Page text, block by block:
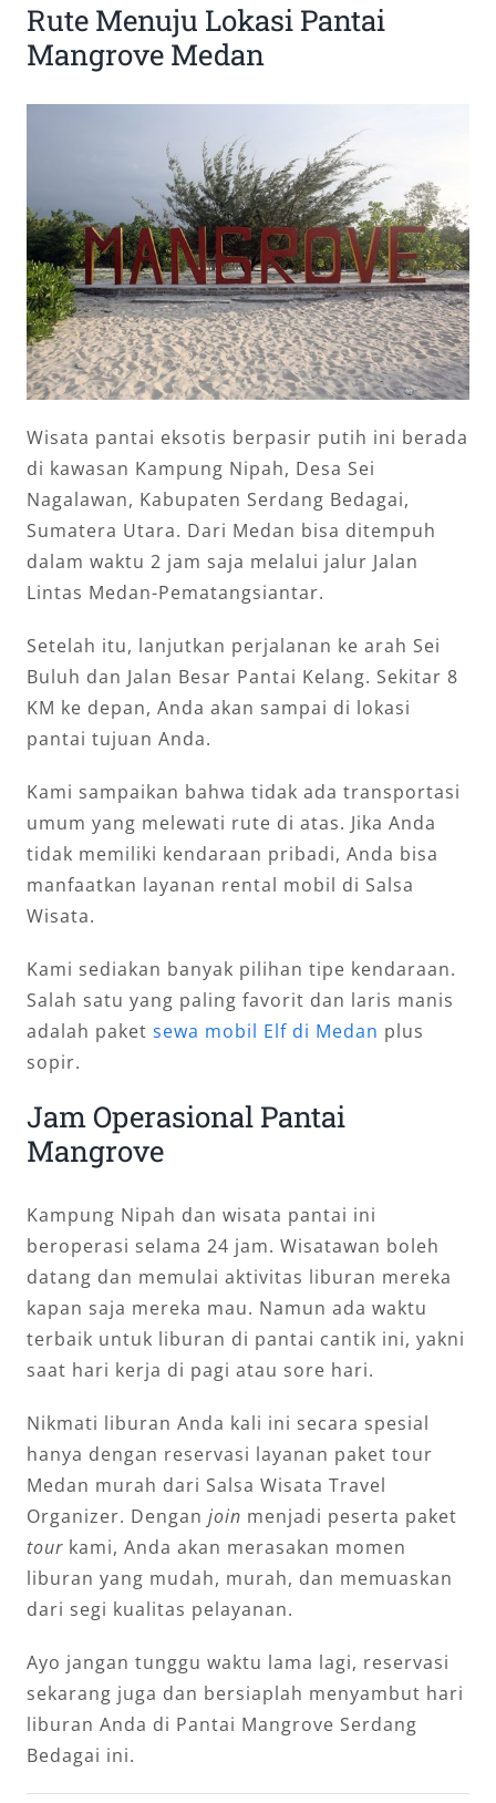
Rute Menuju Lokasi Pantai
Mangrove Medan
Wisata pantai eksotis berpasir putih ini berada
di kawasan Kampung Nipah, Desa Sei
Nagalawan, Kabupaten Serdang Bedagai,
Sumatera Utara. Dari Medan bisa ditempuh
dalam waktu 2 jam saja melalui jalur Jalan
Lintas Medan-Pematangsiantar.
Setelah itu, lanjutkan perjalanan ke arah Sei
Buluh dan Jalan Besar Pantai Kelang. Sekitar 8
KM ke depan, Anda akan sampai di lokasi
pantai tujuan Anda.
Kami sampaikan bahwa tidak ada transportasi
umum yang melewati rute di atas. Jika Anda
tidak memiliki kendaraan pribadi, Anda bisa
manfaatkan layanan rental mobil di Salsa
Wisata.
Kami sediakan banyak pilihan tipe kendaraan.
Salah satu yang paling favorit dan laris manis
adalah paket sewa mobil Elf di Medan plus
sopir.
Jam Operasional Pantai
Mangrove
Kampung Nipah dan wisata pantai ini
beroperasi selama 24 jam. Wisatawan boleh
datang dan memulai aktivitas liburan mereka
kapan saja mereka mau. Namun ada waktu
terbaik untuk liburan di pantai cantik ini, yakni
saat hari kerja di pagi atau sore hari.
Nikmati liburan Anda kali ini secara spesial
hanya dengan reservasi layanan paket tour
Medan murah dari Salsa Wisata Travel
Organizer. Dengan join menjadi peserta paket
tour kami, Anda akan merasakan momen
liburan yang mudah, murah, dan memuaskan
dari segi kualitas pelayanan.
Ayo jangan tunggu waktu lama lagi, reservasi
sekarang juga dan bersiaplah menyambut hari
liburan Anda di Pantai Mangrove Serdang
Bedagai ini.